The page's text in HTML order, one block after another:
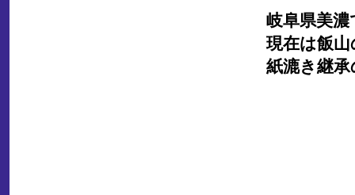
岐阜県美
現在は飯
紙漉き継